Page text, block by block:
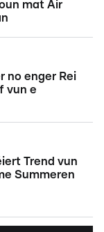
mat Air
no enger Rei
vun e
Trend vun
Summeren